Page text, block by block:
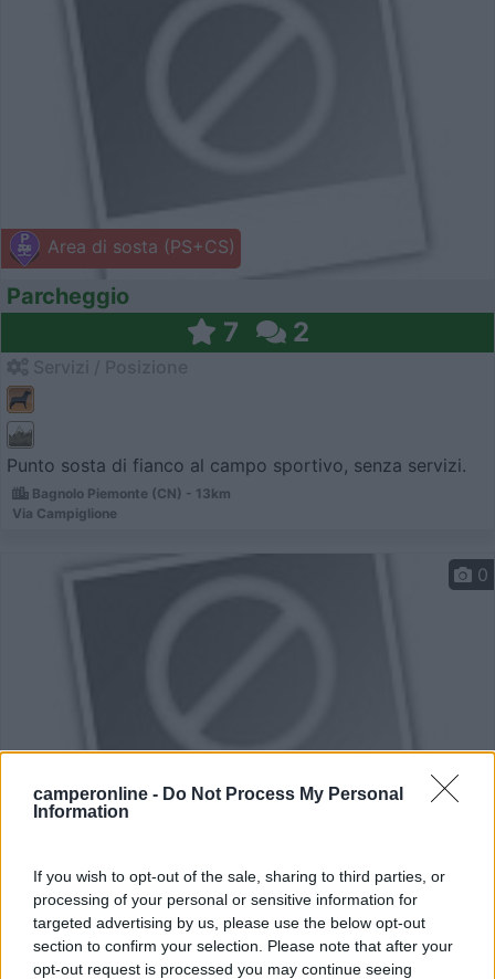
camperonline - Do Not Process My Personal
Information
If you wish to opt-out of the sale, sharing to third parties, or
processing of your personal or sensitive information for
targeted advertising by us, please use the below opt-out
section to confirm your selection. Please note that after your
opt-out request is processed you may continue seeing
Area di sosta (PS+CS)
Parcheggio
7 2
Punto sosta di fianco al campo sportivo, senza servizi.
Bagnolo Piemonte (CN) - 13km
Via Campiglione
0
Area camper
9 1
Servizi / Posizione